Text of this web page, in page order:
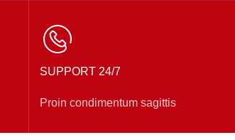
SUPPORT 24/7
Proin condimentum sagittis